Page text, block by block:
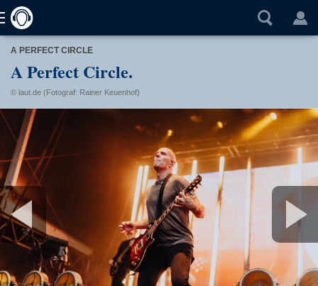
A PERFECT CIRCLE
A Perfect Circle.
© laut.de (Fotograf: Rainer Keuenhof)